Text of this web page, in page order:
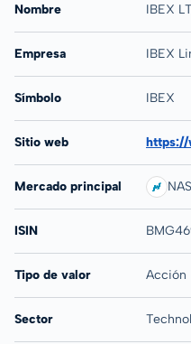
Nombre IBEX
Empresa IBEX
Símbolo IBEX
Sitio web https://
Mercado principal
ISIN
Tipo de valor Acción
Sector